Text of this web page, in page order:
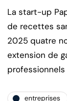
La start-up
de recettes
2025 quatre
extension de
entreprises